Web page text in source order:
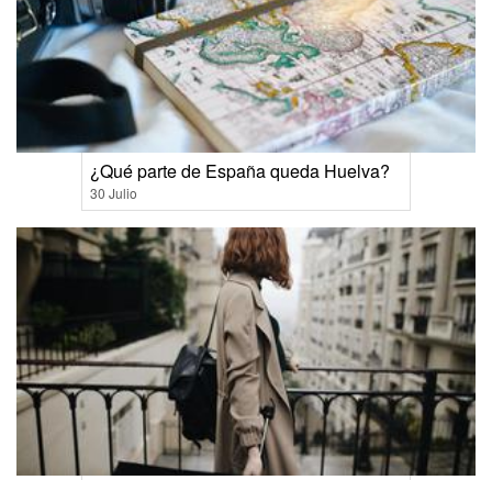
¿Qué parte de España queda Huelva?
30 Julio